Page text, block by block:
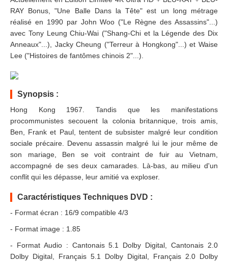
MEMBRE
RAY Bonus, "Une Balle Dans la Tête" est un long métrage
réalisé en 1990 par John Woo ("Le Règne des Assassins"...)
avec Tony Leung Chiu-Wai ("Shang-Chi et la Légende des Dix
Anneaux"...), Jacky Cheung ("Terreur à Hongkong"...) et Waise
Lee ("Histoires de fantômes chinois 2"...).
Synopsis :
Hong Kong 1967. Tandis que les manifestations
procommunistes secouent la colonia britannique, trois amis,
Ben, Frank et Paul, tentent de subsister malgré leur condition
sociale précaire. Devenu assassin malgré lui le jour même de
son mariage, Ben se voit contraint de fuir au Vietnam,
accompagné de ses deux camarades. Là-bas, au milieu d'un
conflit qui les dépasse, leur amitié va exploser.
Caractéristiques Techniques DVD :
- Format écran : 16/9 compatible 4/3
- Format image : 1.85
- Format Audio : Cantonais 5.1 Dolby Digital, Cantonais 2.0
Dolby Digital, Français 5.1 Dolby Digital, Français 2.0 Dolby